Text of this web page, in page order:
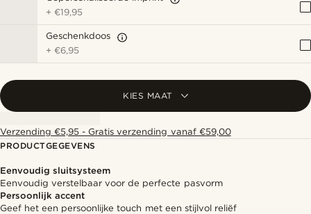
+€19,95
Geschenkdoos
+€6,95
KIES MAAT
Verzending €5,95 - Gratis verzending vanaf €59,00
PRODUCTGEGEVENS
Eenvoudig sluitsysteem
Eenvoudig verstelbaar voor de perfecte pasvorm
Persoonlijk accent
Geef het een persoonlijke touch met een stijlvol reliëf